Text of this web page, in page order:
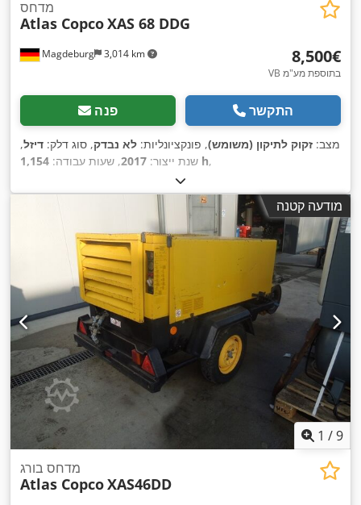
Magdeburg 3,014 km
מדחס
Atlas CopcoXAS 68 DDG
‏8,500 ‏€
VB בתוספת מע"מ
פנה התקשר
מצב: זקוק לתיקון (משומש), פונקציונליות: לא נבדק, סוג דלק: דיזל,
שנת ייצור: 2017, שעות עבודה: 1,154 h,
מודעה קטנה
1 /9
מדחס בורג
Atlas CopcoXAS46DD